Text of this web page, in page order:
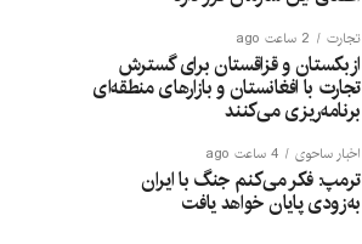
تجارت 2 ساعت ago
ازبکستان و قزاقستان برای گسترش
تجارت با افغانستان و بازارهای منطقه‌ای
برنامه‌ریزی می‌کنند
اخبار ساحوی 4 ساعت ago
ترمپ: فکر می‌کنم جنگ با ایران
به‌زودی پایان خواهد یافت